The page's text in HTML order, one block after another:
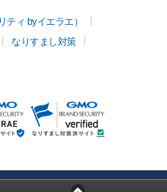
ィ byイエラエ）
なりすまし対策